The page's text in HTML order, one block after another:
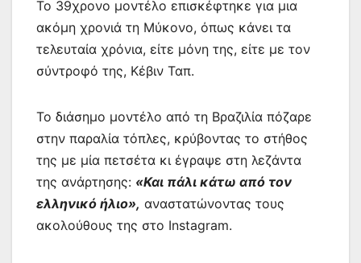
o
k
p
g
er
τε
ίτ
ε
Το 39χρονο μοντέλο επισκέφτηκε για μια
ακόμη χρονιά τη Μύκονο, όπως κάνει τα
τελευταία χρόνια, είτε μόνη της, είτε με τον
σύντροφό της, Κέβιν Ταπ.
Το διάσημο μοντέλο από τη Βραζιλία πόζαρε
στην παραλία τόπλες, κρύβοντας το στήθος
της με μία πετσέτα κι έγραψε στη λεζάντα
της ανάρτησης: «Και πάλι κάτω από τον
ελληνικό ήλιο», αναστατώνοντας τους
ακολούθους της στο Instagram.